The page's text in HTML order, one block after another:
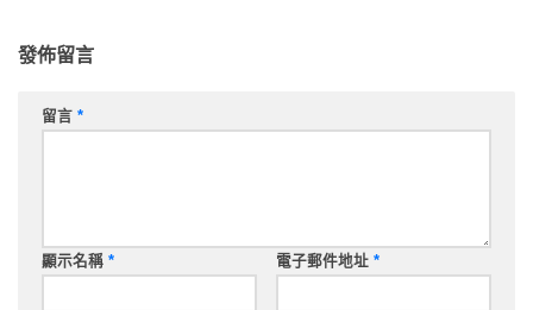
發佈留言
留言 *
顯示名稱 * 電子郵件地址 *